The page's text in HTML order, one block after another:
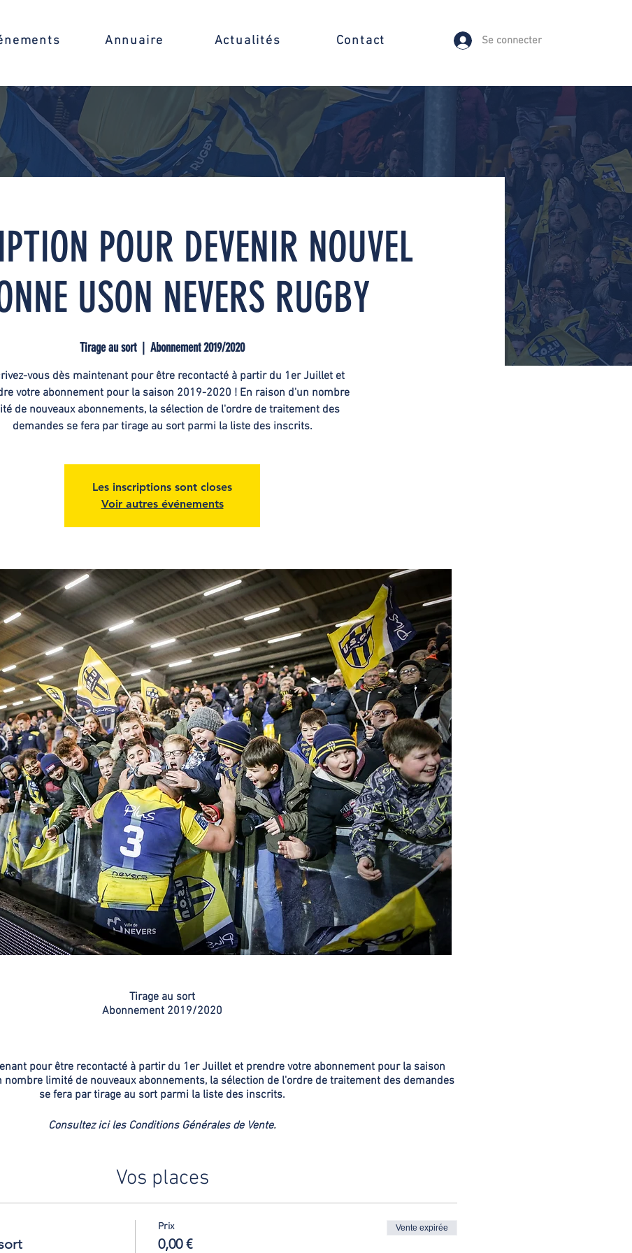
Annuaire Actualités Contact Se connecter
POUR DEVENIR NOUVEL
USON NEVERS RUGBY
Tirage au sort
  |
Abonnement 2019/2020
vous dès maintenant pour être recontacté à partir du 1er Juillet et
votre abonnement pour la saison 2019-2020 ! En raison d'un nombre
de nouveaux abonnements, la sélection de l'ordre de traitement des
demandes se fera par tirage au sort parmi la liste des inscrits.
Les inscriptions sont closes
Voir autres événements
Tirage au sort
Abonnement 2019/2020
pour être recontacté à partir du 1er Juillet et prendre votre abonnement pour la saison
limité de nouveaux abonnements, la sélection de l'ordre de traitement des demandes
se fera par tirage au sort parmi la liste des inscrits.
Consultez ici les Conditions Générales de Vente.
Vos places
Prix
0,00 €
Vente expirée